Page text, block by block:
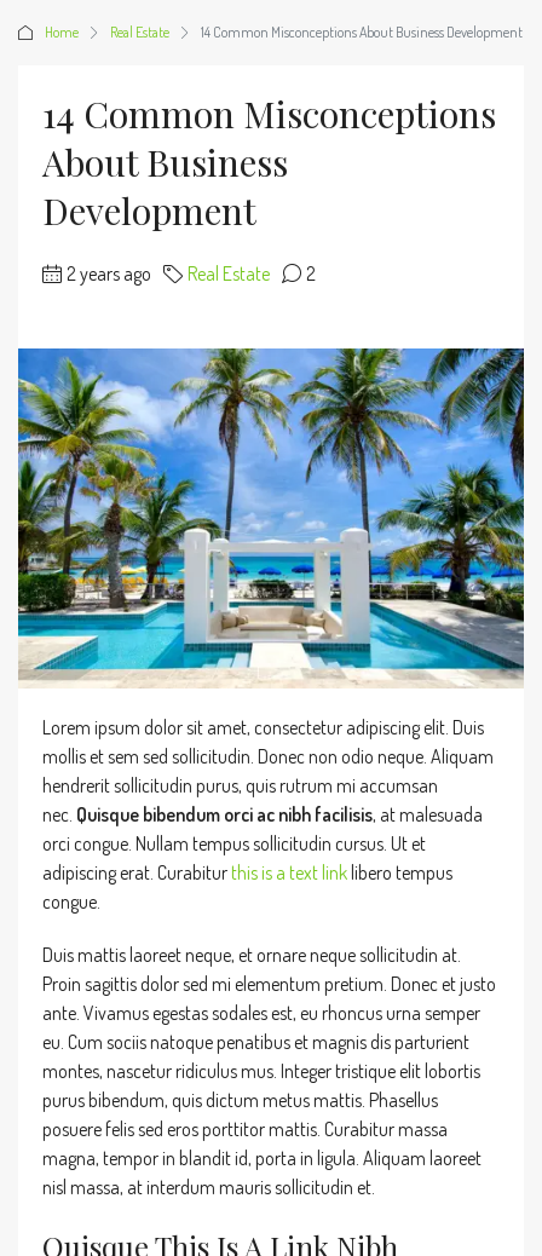
Home Real Estate 14 Common Misconceptions About Business Development
14 Common Misconceptions
About Business
Development
2 years ago Real Estate 2
Lorem ipsum dolor sit amet, consectetur adipiscing elit. Duis
mollis et sem sed sollicitudin. Donec non odio neque. Aliquam
hendrerit sollicitudin purus, quis rutrum mi accumsan
nec. Quisque bibendum orci ac nibh facilisis, at malesuada
orci congue. Nullam tempus sollicitudin cursus. Ut et
adipiscing erat. Curabiturthis is a text linklibero tempus
congue.
Duis mattis laoreet neque, et ornare neque sollicitudin at.
Proin sagittis dolor sed mi elementum pretium. Donec et justo
ante. Vivamus egestas sodales est, eu rhoncus urna semper
eu. Cum sociis natoque penatibus et magnis dis parturient
montes, nascetur ridiculus mus. Integer tristique elit lobortis
purus bibendum, quis dictum metus mattis. Phasellus
posuere felis sed eros porttitor mattis. Curabitur massa
magna, tempor in blandit id, porta in ligula. Aliquam laoreet
nisl massa, at interdum mauris sollicitudin et.
Quisque This Is A Link Nibh